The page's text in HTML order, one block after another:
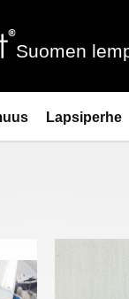
Suomen
Lapsiperhe